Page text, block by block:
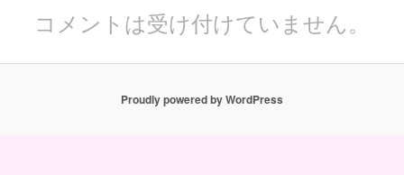
コメントは受け付けていません。
Proudly powered by WordPress